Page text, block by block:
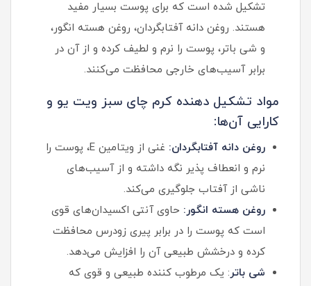
تشکیل شده است که برای پوست بسیار مفید
هستند. روغن دانه آفتابگردان، روغن هسته انگور،
و شی باتر، پوست را نرم و لطیف کرده و از آن در
برابر آسیب‌های خارجی محافظت می‌کنند.
مواد تشکیل دهنده کرم چای سبز ویت یو و
کارایی آن‌ها:
روغن دانه آفتابگردان:
غنی از ویتامین E، پوست را
نرم و انعطاف‌ پذیر نگه داشته و از آسیب‌های
ناشی از آفتاب جلوگیری می‌کند.
روغن هسته انگور: حاوی آنتی‌ اکسیدان‌های قوی
است که پوست را در برابر پیری زودرس محافظت
کرده و درخشش طبیعی آن را افزایش می‌دهد.
شی باتر: یک مرطوب‌ کننده طبیعی و قوی که